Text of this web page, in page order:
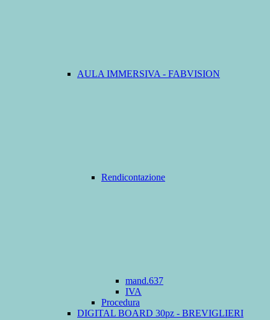
AULA IMMERSIVA - FABVISION
Rendicontazione
mand.637
IVA
Procedura
DIGITAL BOARD 30pz - BREVIGLIERI